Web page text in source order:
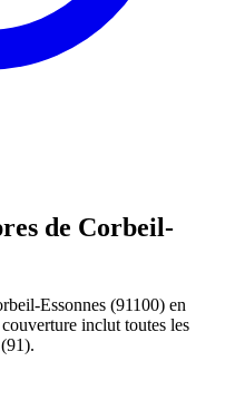
de Corbeil-
Essonnes (91100) en
inclut toutes les